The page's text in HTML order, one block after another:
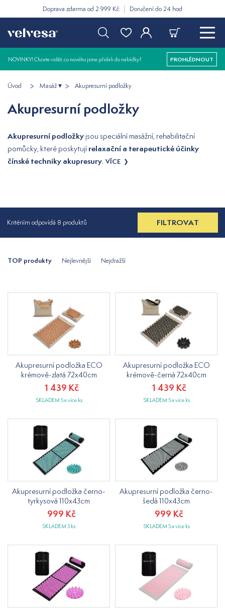
Doprava zdarma od 2 999 Kč Doručení do 24 hod
NOVINKY! Chcete vidět, co nového jsme přidali do nabídky? PROHLÉDNOUT
Úvod Masáž Akupresurní podložky
Akupresurní podložky
Akupresurní podložky jsou speciální masážní, rehabilitační
pomůcky, které poskytují relaxační a terapeutické účinky
čínské techniky akupresury. VÍCE
Kritériím odpovídá 8 produktů FILTROVAT
TOP produkty Nejlevnější Nejdražší
Akupresurní podložka ECO
krémově-zlatá 72x40cm
1 439 Kč
SKLADEM 5 a více ks
Akupresurní podložka ECO
krémově-černá 72x40cm
1 439 Kč
SKLADEM 5 a více ks
Akupresurní podložka černo-
tyrkysová 110x43cm
999 Kč
SKLADEM 5 ks
Akupresurní podložka černo-
šedá 110x43cm
999 Kč
SKLADEM 5 a více ks